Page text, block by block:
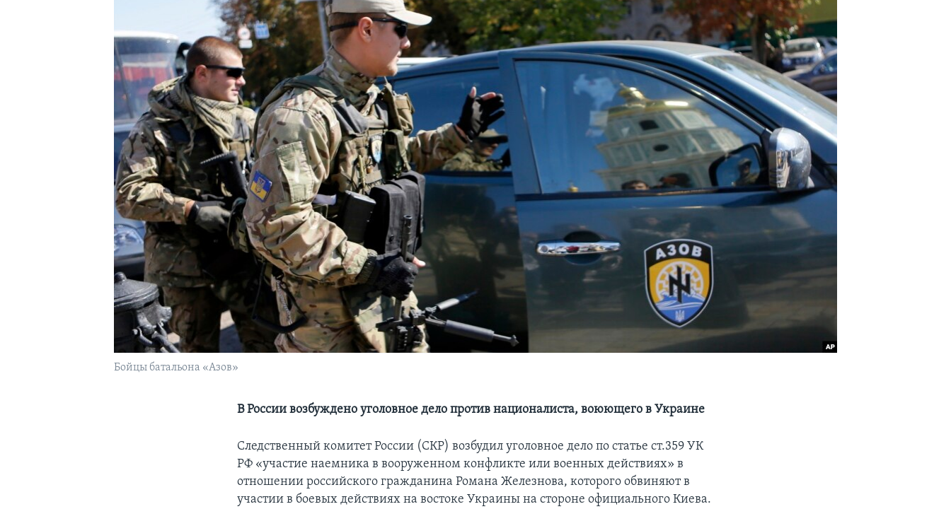
Бойцы батальона «Азов»
В России возбуждено уголовное дело против националиста, воюющего в Украине
Следственный комитет России (СКР) возбудил уголовное дело по статье ст.359 УК
РФ «участие наемника в вооруженном конфликте или военных действиях» в
отношении российского гражданина Романа Железнова, которого обвиняют в
участии в боевых действиях на востоке Украины на стороне официального Киева.